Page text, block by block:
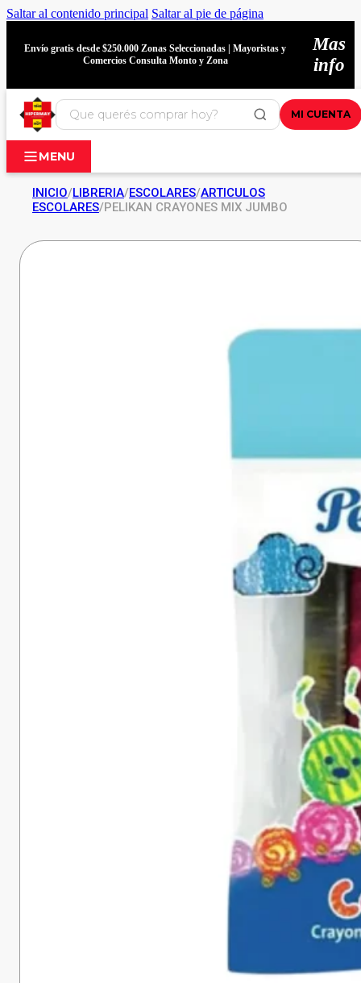
Saltar al contenido principal Saltar al pie de página
Envío gratis desde $250.000 Zonas Seleccionadas | Mayoristas y
Comercios Consulta Monto y Zona
Mas
info
MI CUENTA
MENU
INICIO/LIBRERIA/ESCOLARES/ARTICULOS
ESCOLARES/PELIKAN CRAYONES MIX JUMBO